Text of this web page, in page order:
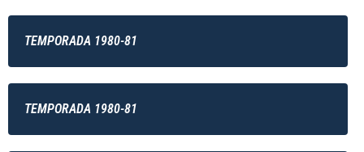
TEMPORADA 1980-81
TEMPORADA 1980-81